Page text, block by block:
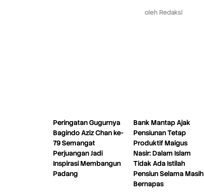
oleh Redaksi
Peringatan Gugurnya
Bagindo Aziz Chan ke-
79 Semangat
Perjuangan Jadi
Inspirasi Membangun
Padang
Bank Mantap Ajak
Pensiunan Tetap
Produktif Maigus
Nasir: Dalam Islam
Tidak Ada Istilah
Pensiun Selama Masih
Bernapas